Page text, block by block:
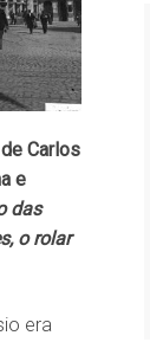
Carlos
e
das
o rolar
era